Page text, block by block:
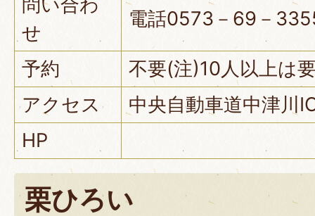
せ
電話0573－69－
予約
不要(注)10人以上は
アクセス
中央自動車道中津川
HP
栗ひろい